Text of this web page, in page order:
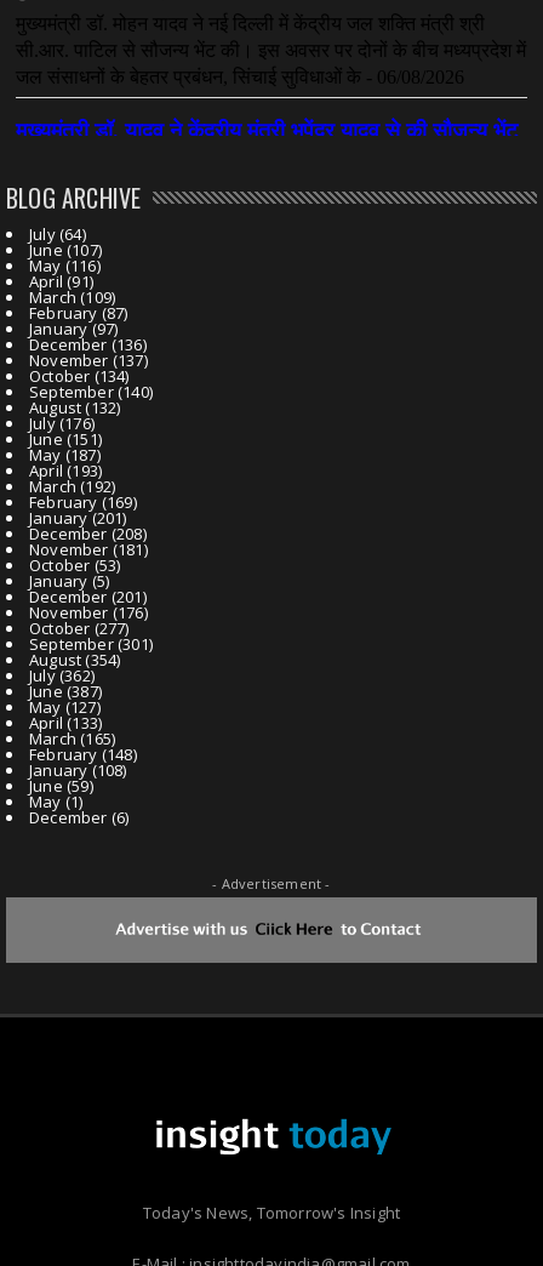
BLOG ARCHIVE
July(64)
June(107)
May (116)
April (91)
March (109)
February (87)
January(97)
December (136)
November (137)
October (134)
September(140)
August(132)
July(176)
June(151)
May (187)
April (193)
March (192)
February (169)
January(201)
December (208)
November (181)
October (53)
January (5)
December(201)
November (176)
October (277)
September(301)
August(354)
July(362)
June(387)
May (127)
April (133)
March (165)
February (148)
January(108)
June (59)
May (1)
December (6)
- Advertisement -
Today's News, Tomorrow's Insight